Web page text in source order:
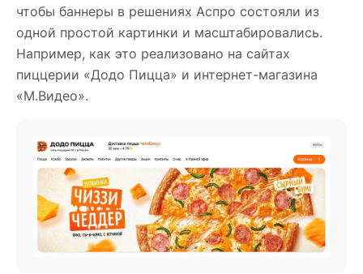
чтобы баннеры в решениях Аспро состояли из
одной простой картинки и масштабировались.
Например, как это реализовано на сайтах
пиццерии «Додо Пицца» и интернет-магазина
«М.Видео».